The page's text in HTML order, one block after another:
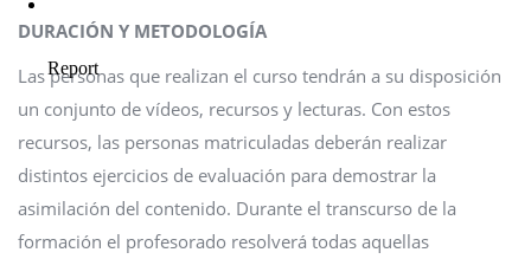
DURACIÓN Y METODOLOGÍA
Las personas que realizan el curso tendrán a su disposición
un conjunto de vídeos, recursos y lecturas. Con estos
recursos, las personas matriculadas deberán realizar
distintos ejercicios de evaluación para demostrar la
asimilación del contenido. Durante el transcurso de la
formación el profesorado resolverá todas aquellas